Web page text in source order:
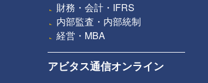
財務・会計・IFRS
内部監査・内部統制
経営・MBA
アビタス通信オンライン